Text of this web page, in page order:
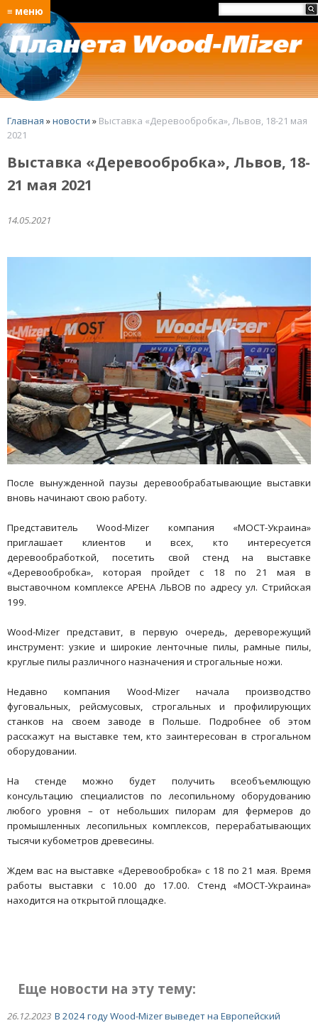
≡ меню
Главная »новости » Выставка «Деревообробка», Львов, 18-21 мая
2021
Выставка «Деревообробка», Львов, 18-
21 мая 2021
14.05.2021
После вынужденной паузы деревообрабатывающие выставки
вновь начинают свою работу.
Представитель Wood-Mizer компания «МОСТ-Украина»
приглашает клиентов и всех, кто интересуется
деревообработкой, посетить свой стенд на выставке
«Деревообробка», которая пройдет с 18 по 21 мая в
выставочном комплексе АРЕНА ЛЬВОВ по адресу ул. Стрийская
199.
Wood-Mizer представит, в первую очередь, дереворежущий
инструмент: узкие и широкие ленточные пилы, рамные пилы,
круглые пилы различного назначения и строгальные ножи.
Недавно компания Wood-Mizer начала производство
фуговальных, рейсмусовых, строгальных и профилирующих
станков на своем заводе в Польше. Подробнее об этом
расскажут на выставке тем, кто заинтересован в строгальном
оборудовании.
На стенде можно будет получить всеобъемлющую
консультацию специалистов по лесопильному оборудованию
любого уровня – от небольших пилорам для фермеров до
промышленных лесопильных комплексов, перерабатывающих
тысячи кубометров древесины.
Ждем вас на выставке «Деревообробка» с 18 по 21 мая. Время
работы выставки с 10.00 до 17.00. Стенд «МОСТ-Украина»
находится на открытой площадке.
Еще новости на эту тему:
26.12.2023 В 2024 году Wood-Mizer выведет на Европейский